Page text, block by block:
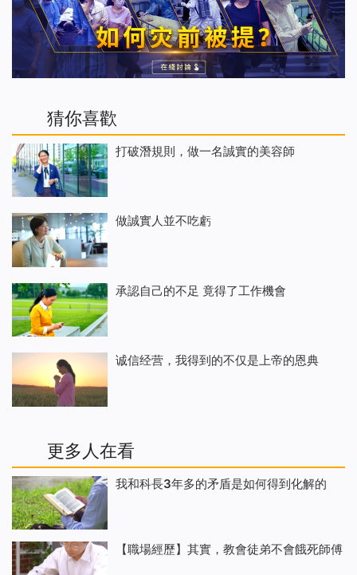
猜你喜歡
打破潛規則，做一名誠實的美容師
做誠實人並不吃虧
承認自己的不足 竟得了工作機會
诚信经营，我得到的不仅是上帝的恩典
更多人在看
我和科長3年多的矛盾是如何得到化解的
【職場經歷】其實，教會徒弟不會餓死師傅